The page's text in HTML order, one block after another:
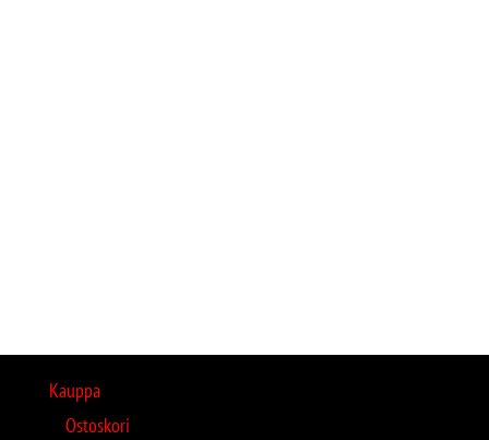
Kauppa
Ostoskori